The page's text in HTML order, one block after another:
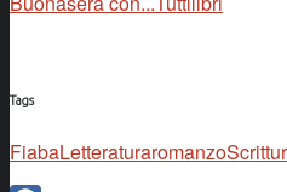
Tags
FiabaLetteraturaromanzo